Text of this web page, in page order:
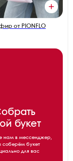
от PIONFLO
букет
нам в мессенджер,
соберём букет
для вас